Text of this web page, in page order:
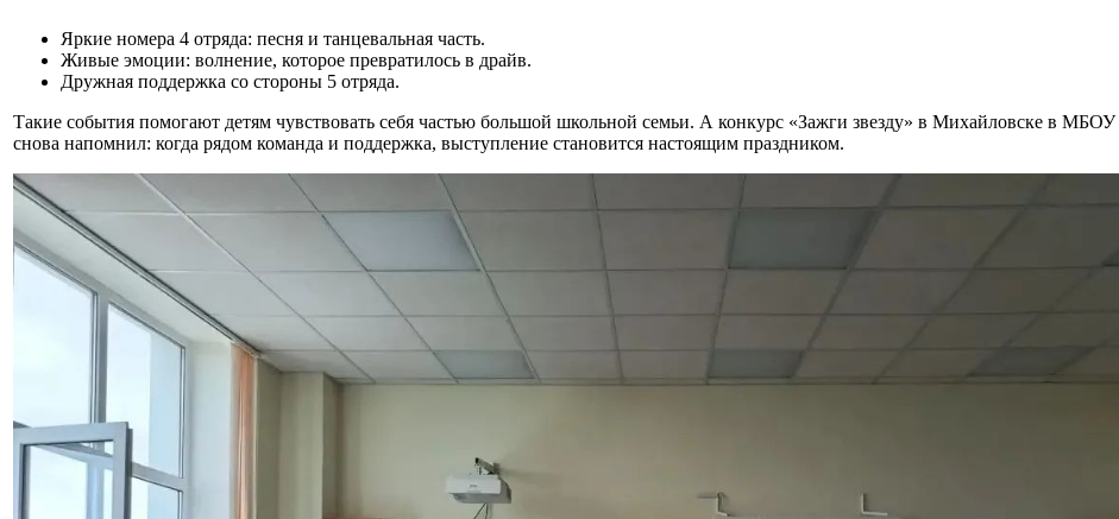
Яркие номера 4 отряда: песня и танцевальная часть.
Живые эмоции: волнение, которое превратилось в драйв.
Дружная поддержка со стороны 5 отряда.
Такие события помогают детям чувствовать себя частью большой школьной семьи. А конкурс «Зажги звезду» в Михайловске в
снова напомнил: когда рядом команда и поддержка, выступление становится настоящим праздником.